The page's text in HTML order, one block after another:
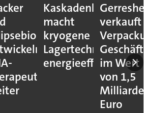
Kaskadenkonzept
macht
kryogene
Lagertechnik
energieeffizienter
verkauft
im Wert
von 1,5
Euro